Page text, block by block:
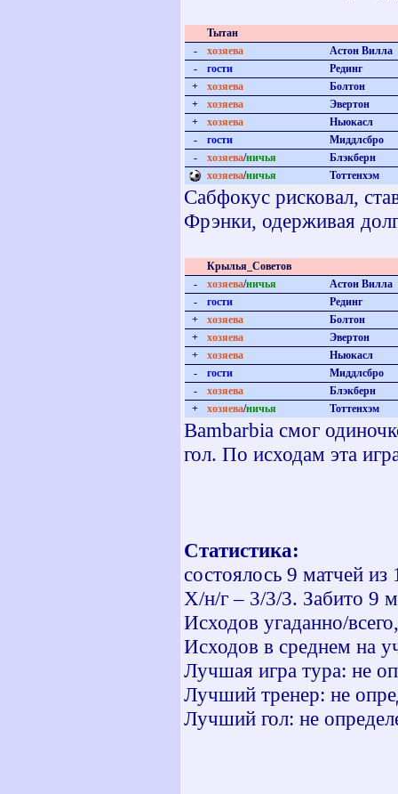
Тытан
-
хозяева
Астон Вилла
-
гости
Рединг
+
хозяева
Болтон
+
хозяева
Эвертон
+
хозяева
Ньюкасл
-
гости
Миддлсбро
-
хозяева/ничья
Блэкберн
хозяева/ничья Тоттенхэм
Сабфокус рисковал,
Фрэнки, одерживая
Крылья_Советов
-
хозяева/ничья
Астон Вилла
-
гости
Рединг
+
хозяева
Болтон
+
хозяева
Эвертон
+
хозяева
Ньюкасл
-
гости
Миддлсбро
-
хозяева
Блэкберн
+
хозяева/ничья Тоттенхэм
Bambarbia смог
гол. По исходам эта
Статистика:
состоялось 9 матчей из
Х/н/г – 3/3/3. Забито 9
Исходов угаданно/
Исходов в среднем на
Лучшая игра тура: не
Лучший тренер: не
Лучший гол: не